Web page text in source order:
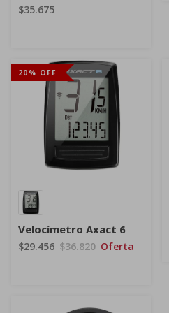
$35.675
20% OFF
Velocímetro Axact 6
$29.456 $36.820 Oferta